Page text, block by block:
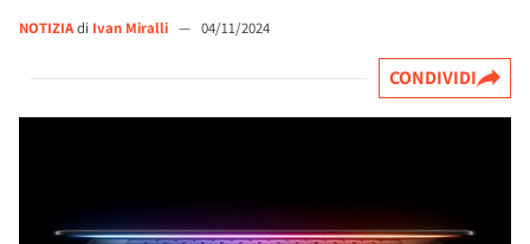
NOTIZIAdi Ivan Miralli — 04/11/2024
CONDIVIDI